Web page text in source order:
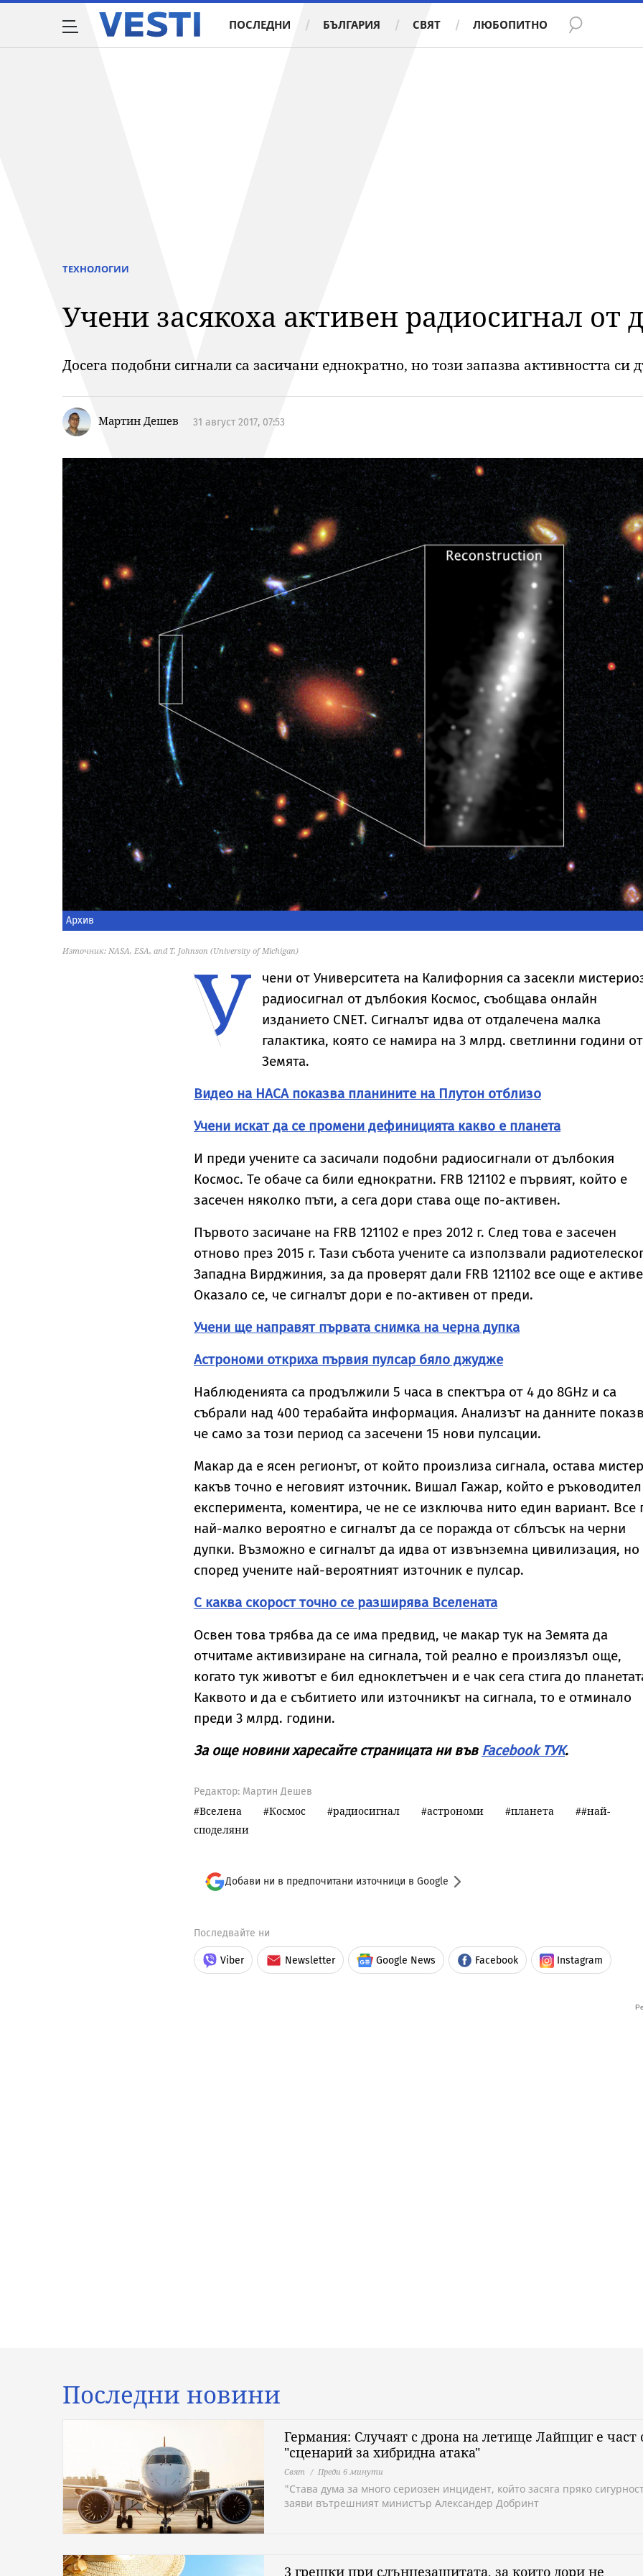
ПОСЛЕДНИ БЪЛГАРИЯ СВЯТ ЛЮБОПИТНО
ТЕХНОЛОГИИ
Учени засякоха активен радиосигнал от
Досега подобни сигнали са засичани еднократно, но този запазва активността си
Мартин Дешев 31 август 2017, 07:53
Архив
Източник: NASA, ESA, and T. Johnson (University of Michigan)
У
чени от Университета на Калифорния са засекли
радиосигнал от дълбокия Космос, съобщава онлайн
изданието CNET. Сигналът идва от отдалечена малка
галактика, която се намира на 3 млрд. светлинни години от
Земята.
Видео на НАСА показва планините на Плутон отблизо
Учени искат да се промени дефиницията какво е планета
И преди учените са засичали подобни радиосигнали от дълбокия
Космос. Те обаче са били еднократни. FRB 121102 е първият, който е
засечен няколко пъти, а сега дори става още по-активен.
Първото засичане на FRB 121102 е през 2012 г. След това е засечен
отново през 2015 г. Тази събота учените са използвали
Западна Вирджиния, за да проверят дали FRB 121102 все още е
Оказало се, че сигналът дори е по-активен от преди.
Учени ще направят първата снимка на черна дупка
Астрономи откриха първия пулсар бяло джудже
Наблюденията са продължили 5 часа в спектъра от 4 до 8GHz и са
събрали над 400 терабайта информация. Анализът на данните
че само за този период са засечени 15 нови пулсации.
Макар да е ясен регионът, от който произлиза сигнала, остава
какъв точно е неговият източник. Вишал Гажар, който е
експеримента, коментира, че не се изключва нито един вариант. Все
най-малко вероятно е сигналът да се поражда от сблъсък на черни
дупки. Възможно е сигналът да идва от извънземна цивилизация, но
според учените най-вероятният източник е пулсар.
С каква скорост точно се разширява Вселената
Освен това трябва да се има предвид, че макар тук на Земята да
отчитаме активизиране на сигнала, той реално е произлязъл още,
когато тук животът е бил едноклетъчен и е чак сега стига до
Каквото и да е събитието или източникът на сигнала, то е отминало
преди 3 млрд. години.
За още новини харесайте страницата ни във Facebook ТУК.
Редактор: Мартин Дешев
Вселена Космос радиосигнал астрономи планета
#най-
споделяни
Добави ни в предпочитани източници в Google
Последвайте ни
Viber Newsletter Google News Facebook Instagram
Последни новини
Германия: Случаят с дрона на летище Лайпциг е част
"сценарий за хибридна атака"
Свят Преди 6 минути
"Става дума за много сериозен инцидент, който засяга пряко
заяви вътрешният министър Александер Добринт
3 грешки при слънцезащитата, за които дори не